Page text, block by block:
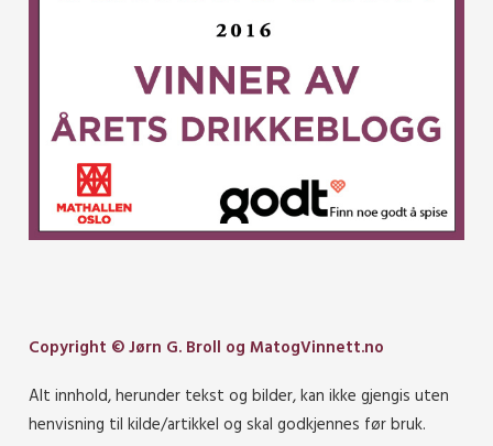
Copyright © Jørn G. Broll og MatogVinnett.no
Alt innhold, herunder tekst og bilder, kan ikke gjengis uten
henvisning til kilde/artikkel og skal godkjennes før bruk.